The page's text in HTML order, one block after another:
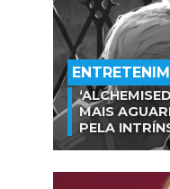
MAIS
PELA